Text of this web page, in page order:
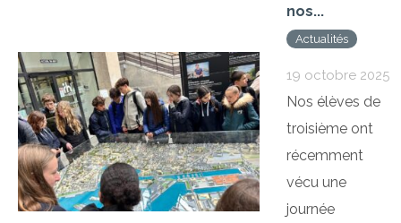
nos...
Actualités
19 octobre 2025
Nos élèves de
troisième ont
récemment
vécu une
journée